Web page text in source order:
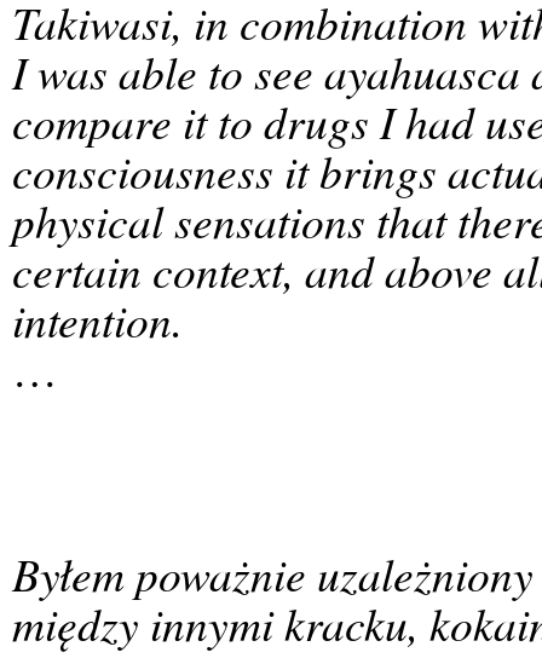
Takiwasi, in combination
I was able to see
compare it to drugs I had
consciousness it brings
physical sensations that
certain context, and above
intention.
…
Byłem poważnie
między innymi kracku,